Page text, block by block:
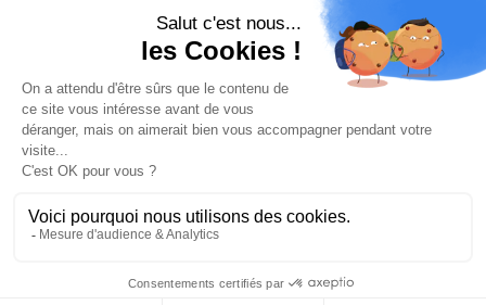
Conçu avec à Euratechnologies 59000 Lille
Mentions légales CGU CGV Confidentialité Cookies
Mettre à jour les préférences des cookies